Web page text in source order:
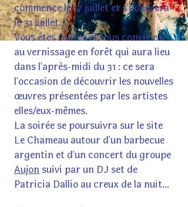
commence le 17 juillet et s'achèvera
le 31 juillet.
Vous êtes toutes et tous convié.e.s
au vernissage en forêt qui aura lieu
dans l'après-midi du 31 : ce sera
l'occasion de découvrir les nouvelles
œuvres présentées par les artistes
elles/eux-mêmes.
La soirée se poursuivra sur le site
Le Chameau autour d'un barbecue
argentin et d'un concert du groupe
Aujon suivi par un DJ set de
Patricia Dallio au creux de la nuit...